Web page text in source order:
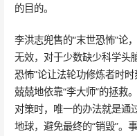
的目的。
李洪志兜售的“末世恐怖”论
无效，对于少数缺少科学头
恐怖”论让法轮功修炼者时
兢兢地依靠“李大师”的拯救
对策时，唯一的办法就是通
地球，避免最终的“销毁”。